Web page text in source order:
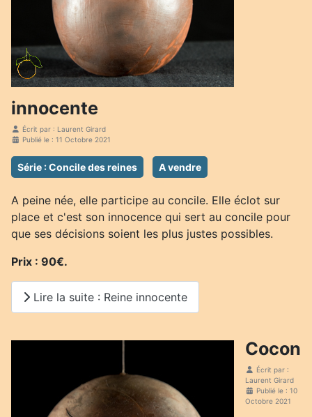
innocente
Écrit par : Laurent Girard
Publié le : 11 Octobre 2021
Série : Concile des reines A vendre
A peine née, elle participe au concile. Elle éclot sur
place et c'est son innocence qui sert au concile pour
que ses décisions soient les plus justes possibles.
Prix : 90€.
Lire la suite : Reine innocente
Cocon
Écrit par :
Laurent Girard
Publié le : 10
Octobre 2021